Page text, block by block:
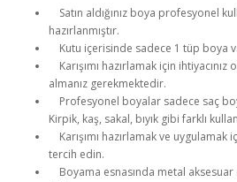
Satın aldığınız boya profesyonel
hazırlanmıştır.
Kutu içerisinde sadece 1 tüp boya
Karışımı hazırlamak için ihtiyacınız
almanız gerekmektedir.
Profesyonel boyalar sadece saç
Kirpik, kaş, sakal, bıyık gibi farklı
Karışımı hazırlamak ve
tercih edin.
Boyama esnasında metal